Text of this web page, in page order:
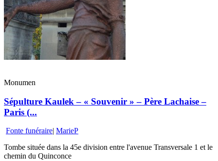
Monumen
Sépulture Kaulek – « Souvenir » – Père Lachaise –
Paris (...
Fonte funéraire| MarieP
Tombe située dans la 45e division entre l'avenue Transversale 1 et le
chemin du Quinconce